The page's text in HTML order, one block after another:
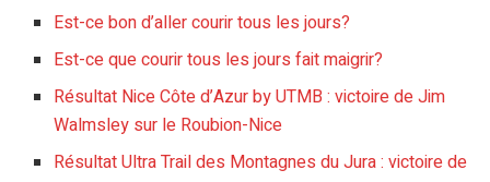
Est-ce bon d’aller courir tous les jours?
Est-ce que courir tous les jours fait maigrir?
Résultat Nice Côte d’Azur by UTMB : victoire de Jim
Walmsley sur le Roubion-Nice
Résultat Ultra Trail des Montagnes du Jura : victoire de